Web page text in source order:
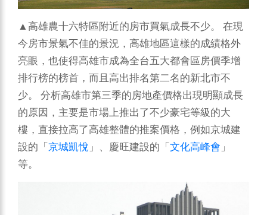
▲高雄農十六特區附近的房市買氣成長不少。 在現
今房市景氣不佳的景況，高雄地區這樣的成績格外
亮眼，也使得高雄市成為全台五大都會區房價季增
排行榜的榜首，而且高出排名第二名的新北市不
少。 分析高雄市第三季的房地產價格出現明顯成長
的原因，主要是市場上推出了不少豪宅等級的大
樓，直接拉高了高雄整體的推案價格，例如京城建
設的「 京城凱悅 」、慶旺建設的「 文化高峰會 」
等。